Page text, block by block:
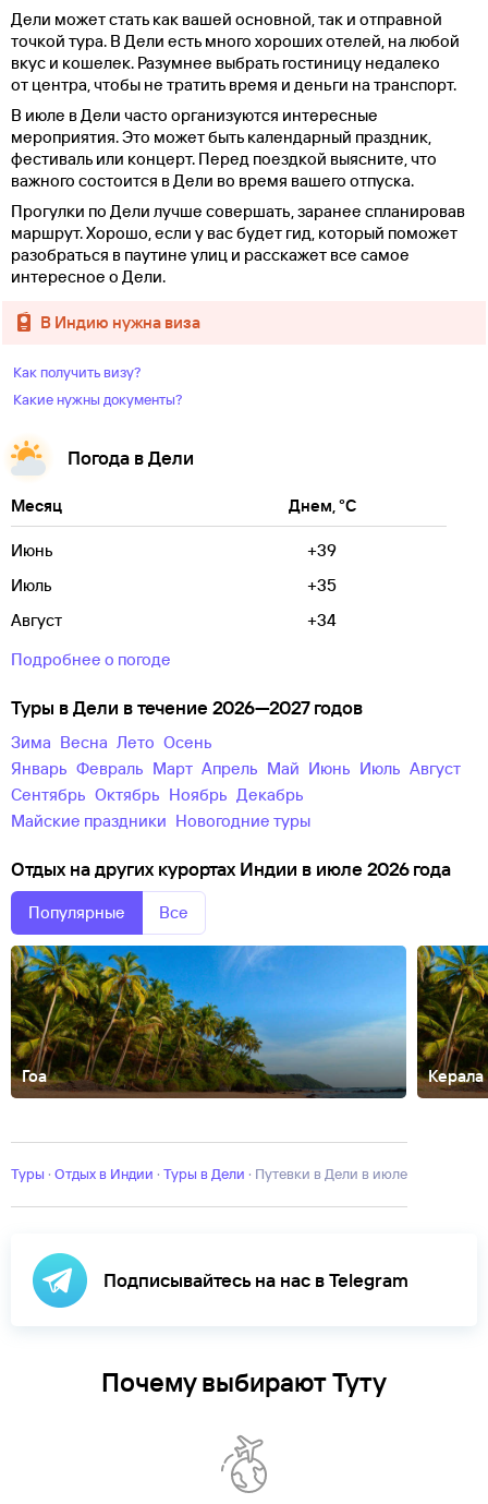
Дели может стать как вашей основной, так и отправной
точкой тура. В Дели есть много хороших отелей, на любой
вкус и кошелек. Разумнее выбрать гостиницу недалеко
от центра, чтобы не тратить время и деньги на транспорт.
В июле в Дели часто организуются интересные
мероприятия. Это может быть календарный праздник,
фестиваль или концерт. Перед поездкой выясните, что
важного состоится в Дели во время вашего отпуска.
Прогулки по Дели лучше совершать, заранее спланировав
маршрут. Хорошо, если у вас будет гид, который поможет
разобраться в паутине улиц и расскажет все самое
интересное о Дели.
в Индию нужна виза
Как получить визу?
Какие нужны документы?
Погода в Дели
Месяц Днем, °C
Июнь
+39
Июль
+35
Август
+34
Подробнее о погоде
Туры в Дели в течение 2026—2027 годов
зима весна лето
осень
Январь
Февраль Март Апрель Май Июнь Июль
Август
Сентябрь
Октябрь Ноябрь
Декабрь
майские праздники
новогодние туры
Отдых на других курортах Индии в июле 2026 года
Популярные Все
Гоа Керала
Туры · Отдых в Индии · Туры в Дели · Путевки в Дели в июле
Подписывайтесь на нас в Telegram
Почему выбирают Туту